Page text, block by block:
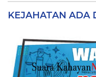
KEJAHATAN ADA